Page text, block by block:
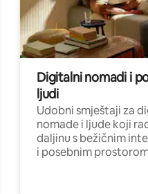
Digitalni nomadi i
ljudi
Udobni smještaji za
nomade i ljude koji
daljinu s bežičnim
i posebnim